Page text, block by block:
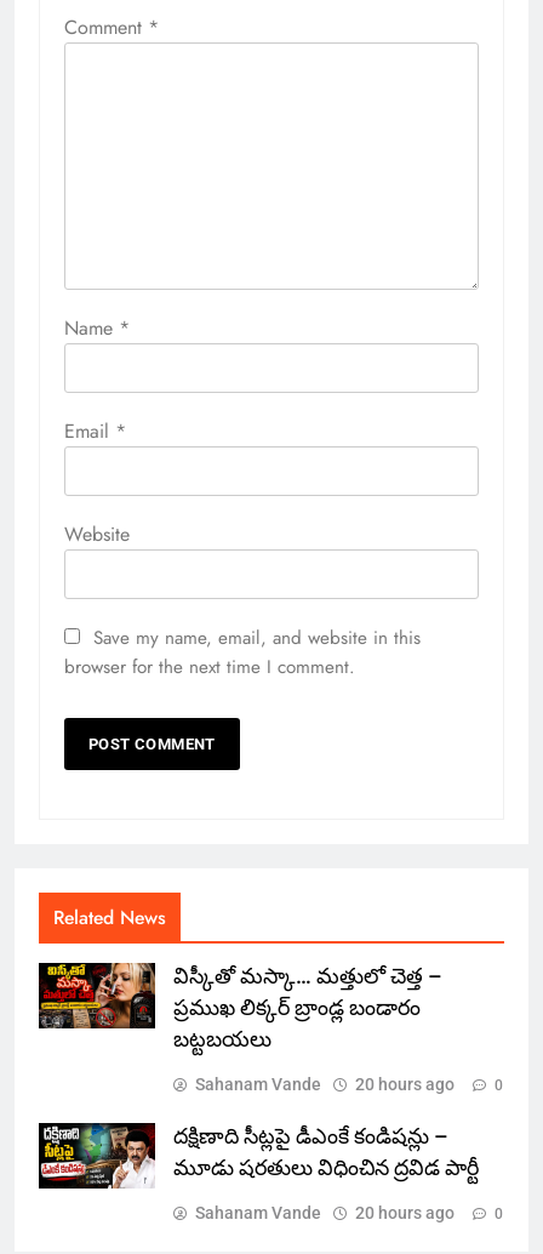
Comment *
Name *
Email *
Website
Save my name, email, and website in this
browser for the next time I comment.
Related News
విస్కీతో మస్కా… మత్తులో చెత్త –
ప్రముఖ లిక్కర్ బ్రాండ్ల బండారం
బట్టబయలు
Sahanam Vande 20 hours ago 0
దక్షిణాది సీట్లపై డీఎంకే కండిషన్లు –
మూడు షరతులు విధించిన ద్రవిడ పార్టీ
Sahanam Vande 20 hours ago 0